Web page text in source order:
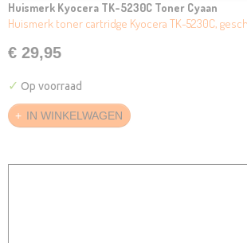
Huismerk Kyocera TK-5230C Toner Cyaan
Huismerk toner cartridge Kyocera TK-5230C,
€ 29,95
✓ Op voorraad
IN WINKELWAGEN